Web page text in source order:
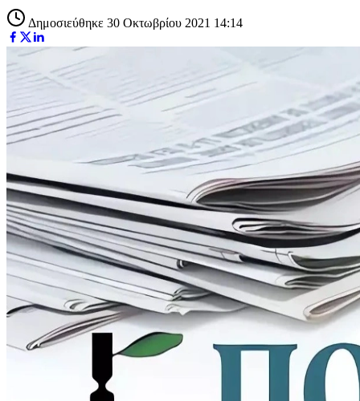
Δημοσιεύθηκε 30 Οκτωβρίου 2021 14:14